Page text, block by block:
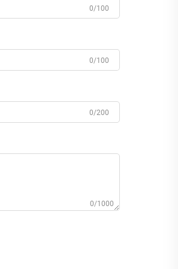
0/100
0/100
0/200
0/1000